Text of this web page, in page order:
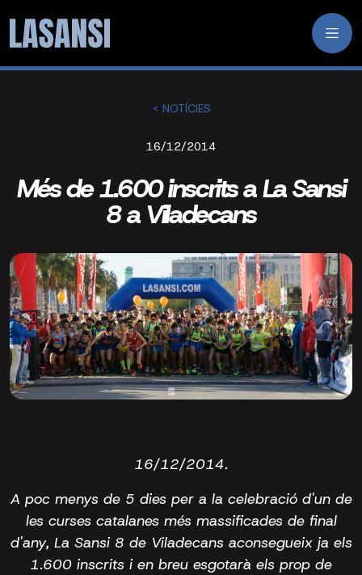
< NOTÍCIES
16/12/2014
Més de 1.600 inscrits a La Sansi
8 a Viladecans
16/12/2014.
A poc menys de 5 dies per a la celebració d'un de
les curses catalanes més massificades de final
d'any, La Sansi 8 de Viladecans aconsegueix ja els
1.600 inscrits i en breu esgotarà els prop de